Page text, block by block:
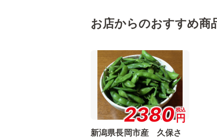
お店からのおすすめ商
2380税込
円
新潟県長岡市産 久保さ